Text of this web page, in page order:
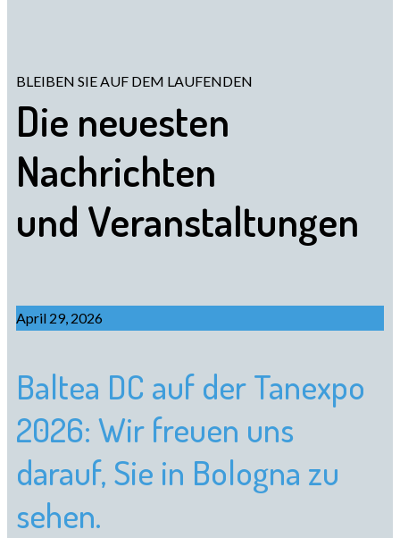
BLEIBEN SIE AUF DEM LAUFENDEN
Die neuesten
Nachrichten
und Veranstaltungen
April 29, 2026
Baltea DC auf der Tanexpo
2026: Wir freuen uns
darauf, Sie in Bologna zu
sehen.